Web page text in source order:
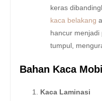
keras
kaca belakang
hancur
tumpul,
Bahan Kaca Mobil
Kaca Laminasi